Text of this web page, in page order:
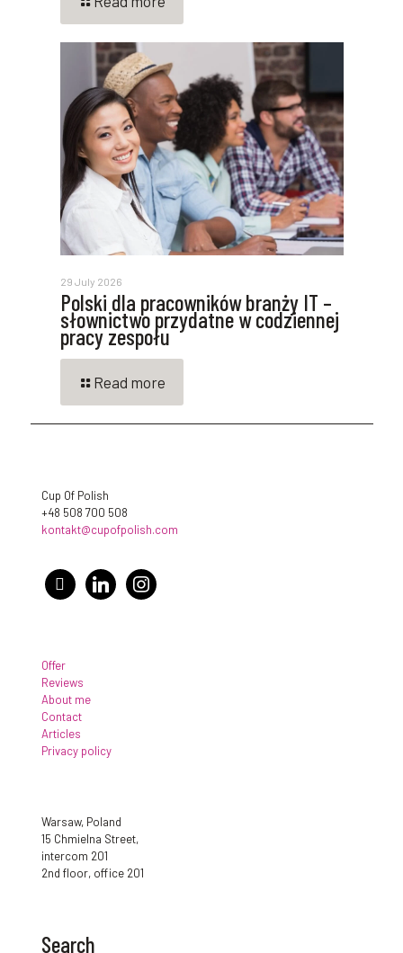
29 July 2026
Polski dla pracowników branży IT –
słownictwo przydatne w codziennej
pracy zespołu
Read more
Cup Of Polish
+48 508 700 508
kontakt@cupofpolish.com
facebooklinkedin instagram
Offer
Reviews
About me
Contact
Articles
Privacy policy
Warsaw, Poland
15 Chmielna Street,
intercom 201
2nd floor, office 201
Search